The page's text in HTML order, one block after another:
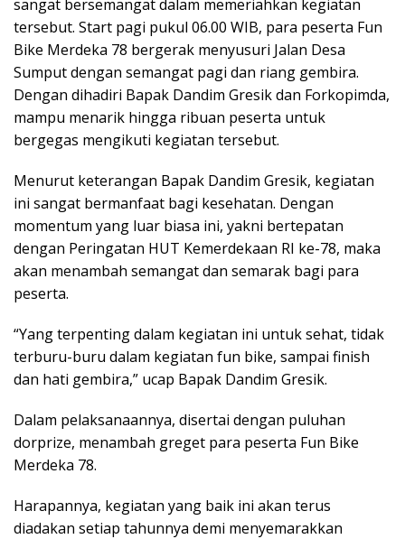
sangat bersemangat dalam memeriahkan kegiatan
tersebut. Start pagi pukul 06.00 WIB, para peserta Fun
Bike Merdeka 78 bergerak menyusuri Jalan Desa
Sumput dengan semangat pagi dan riang gembira.
Dengan dihadiri Bapak Dandim Gresik dan Forkopimda,
mampu menarik hingga ribuan peserta untuk
bergegas mengikuti kegiatan tersebut.
Menurut keterangan Bapak Dandim Gresik, kegiatan
ini sangat bermanfaat bagi kesehatan. Dengan
momentum yang luar biasa ini, yakni bertepatan
dengan Peringatan HUT Kemerdekaan RI ke-78, maka
akan menambah semangat dan semarak bagi para
peserta.
“Yang terpenting dalam kegiatan ini untuk sehat, tidak
terburu-buru dalam kegiatan fun bike, sampai finish
dan hati gembira,” ucap Bapak Dandim Gresik.
Dalam pelaksanaannya, disertai dengan puluhan
dorprize, menambah greget para peserta Fun Bike
Merdeka 78.
Harapannya, kegiatan yang baik ini akan terus
diadakan setiap tahunnya demi menyemarakkan